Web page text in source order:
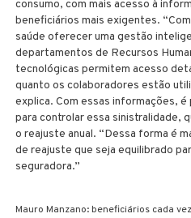
consumo, com mais acesso à
beneficiários mais exigentes.
saúde oferecer uma gestão
departamentos de Recursos
tecnológicas permitem acesso
quanto os colaboradores estão
explica. Com essas informações,
para controlar essa sinistralidade,
o reajuste anual. “Dessa forma é
de reajuste que seja equilibrado
seguradora.”
Mauro Manzano: beneficiários cada